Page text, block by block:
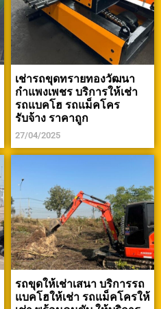
เช่ารถขุดทรายทองวัฒนา
กำแพงเพชร บริการให้เช่า
รถแบคโฮ รถแม็คโคร
รับจ้าง ราคาถูก
27/04/2025
รถขุดให้เช่าเสนา บริการรถ
แบคโฮให้เช่า รถแม็คโครให้